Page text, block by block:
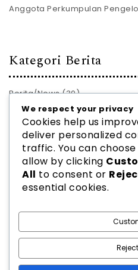
Anggota Perkumpulan
Kategori Berita
Berita/News(30)
PROFIL JURNAL(28)
2026PPJ PAUD INDONESIA|
We respect your privacy
Cookies help us
deliver personalized
traffic. You can
allow by clicking
All to consent or
essential cookies.